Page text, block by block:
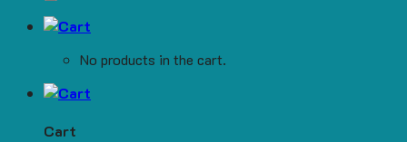
No products in the cart.
Cart